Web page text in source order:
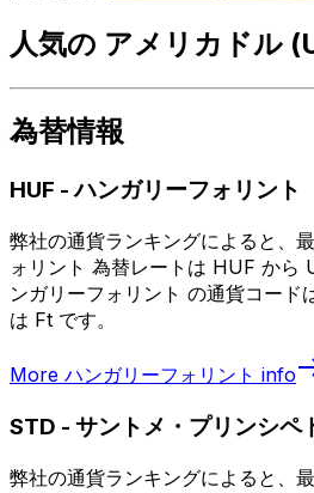
人気の アメリカドル
為替情報
HUF -ハンガリーフォリント
弊社の通貨ランキングによると、
ォリント 為替レートは HUF から
ンガリーフォリント の通貨コー
は Ft です。
More ハンガリーフォリント info
STD - サントメ・プリンシペ
弊社の通貨ランキングによると、